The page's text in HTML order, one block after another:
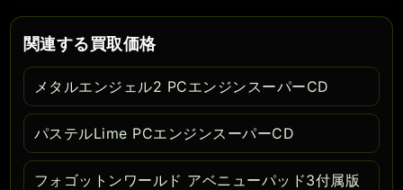
関連する買取価格
メタルエンジェル2 PCエンジンスーパーCD
パステルLime PCエンジンスーパーCD
フォゴットンワールド アベニューパッド3付属版